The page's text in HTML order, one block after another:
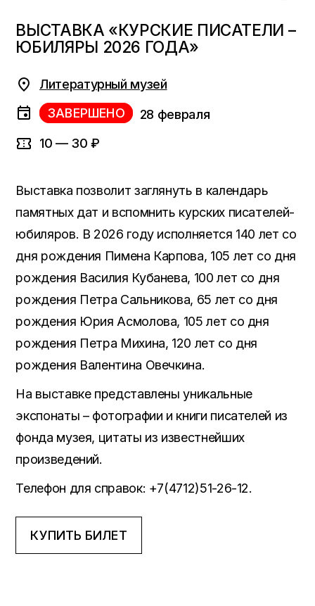
ВЫСТАВКА «КУРСКИЕ ПИСАТЕЛИ –
ЮБИЛЯРЫ 2026 ГОДА»
Литературный музей
ЗАВЕРШЕНО
28 февраля
10 — 30 ₽
Выставка позволит заглянуть в календарь
памятных дат и вспомнить курских писателей-
юбиляров. В 2026 году исполняется 140 лет со
дня рождения Пимена Карпова, 105 лет со дня
рождения Василия Кубанева, 100 лет со дня
рождения Петра Сальникова, 65 лет со дня
рождения Юрия Асмолова, 105 лет со дня
рождения Петра Михина, 120 лет со дня
рождения Валентина Овечкина.
На выставке представлены уникальные
экспонаты – фотографии и книги писателей из
фонда музея, цитаты из известнейших
произведений.
Телефон для справок: +7(4712)51-26-12.
КУПИТЬ БИЛЕТ